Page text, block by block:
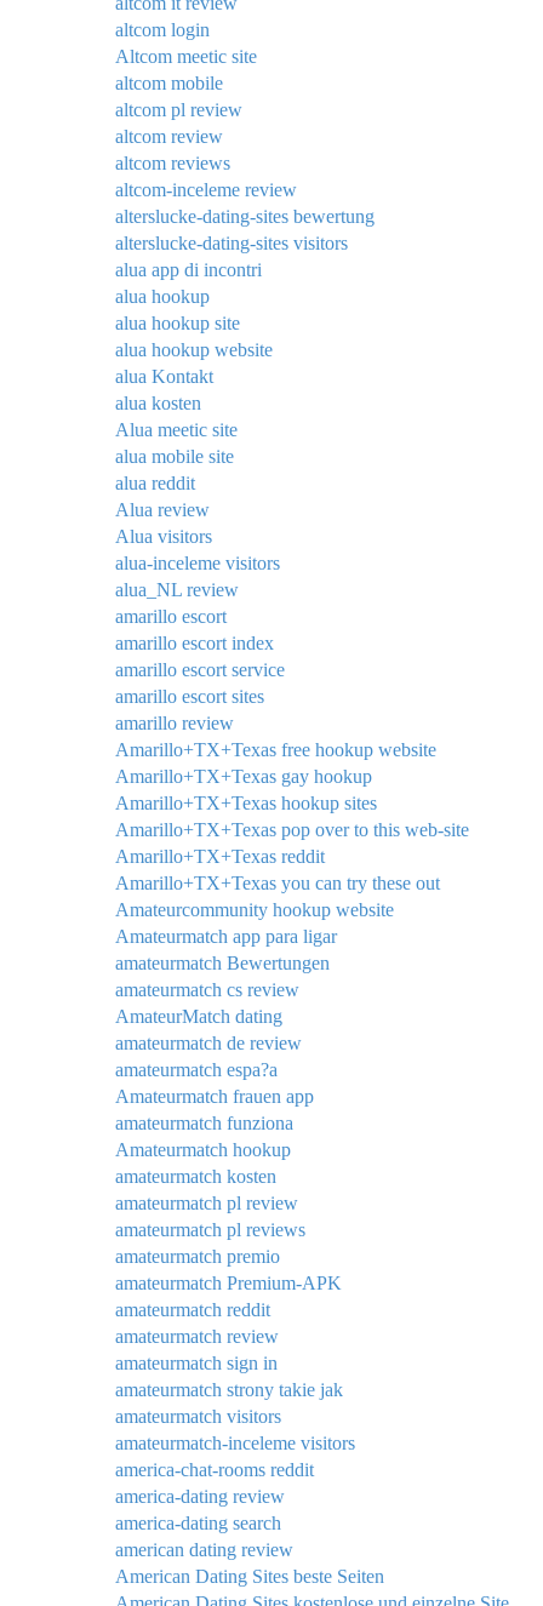
altcom login
Altcom meetic site
altcom mobile
altcom pl review
altcom review
altcom reviews
altcom-inceleme review
alterslucke-dating-sites bewertung
alterslucke-dating-sites visitors
alua app di incontri
alua hookup
alua hookup site
alua hookup website
alua Kontakt
alua kosten
Alua meetic site
alua mobile site
alua reddit
Alua review
Alua visitors
alua-inceleme visitors
alua_NL review
amarillo escort
amarillo escort index
amarillo escort service
amarillo escort sites
amarillo review
Amarillo+TX+Texas free hookup website
Amarillo+TX+Texas gay hookup
Amarillo+TX+Texas hookup sites
Amarillo+TX+Texas pop over to this web-site
Amarillo+TX+Texas reddit
Amarillo+TX+Texas you can try these out
Amateurcommunity hookup website
Amateurmatch app para ligar
amateurmatch Bewertungen
amateurmatch cs review
AmateurMatch dating
amateurmatch de review
amateurmatch espa?a
Amateurmatch frauen app
amateurmatch funziona
Amateurmatch hookup
amateurmatch kosten
amateurmatch pl review
amateurmatch pl reviews
amateurmatch premio
amateurmatch Premium-APK
amateurmatch reddit
amateurmatch review
amateurmatch sign in
amateurmatch strony takie jak
amateurmatch visitors
amateurmatch-inceleme visitors
america-chat-rooms reddit
america-dating review
america-dating search
american dating review
American Dating Sites beste Seiten